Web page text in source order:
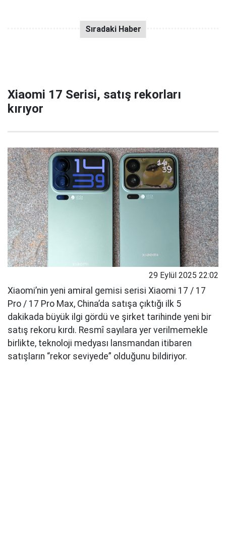
Xiaomi 17 Serisi, satış rekorları
kırıyor
29 Eylül 2025 22:02
Xiaomi’nin yeni amiral gemisi serisi Xiaomi 17 / 17
Pro / 17 Pro Max, China’da satışa çıktığı ilk 5
dakikada büyük ilgi gördü ve şirket tarihinde yeni bir
satış rekoru kırdı. Resmî sayılara yer verilmemekle
birlikte, teknoloji medyası lansmandan itibaren
satışların “rekor seviyede” olduğunu bildiriyor.